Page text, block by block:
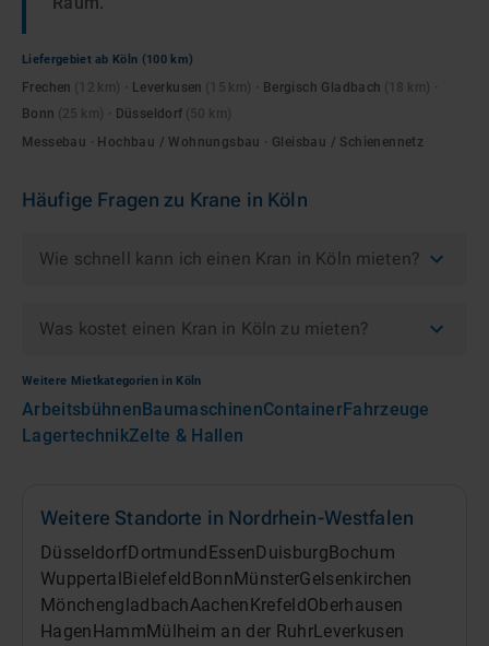
Liefergebiet ab Köln (100 km)
Frechen · Leverkusen · Bergisch Gladbach
·
Bonn
· Düsseldorf
Messebau · Hochbau / Wohnungsbau · Gleisbau / Schienennetz
Häufige Fragen zu Krane in Köln
Wie schnell kann ich einen Kran in Köln mieten?
Was kostet einen Kran in Köln zu mieten?
Weitere Mietkategorien in Köln
ArbeitsbühnenBaumaschinenContainerFahrzeuge
LagertechnikZelte & Hallen
Weitere Standorte in Nordrhein-Westfalen
DüsseldorfDortmund Essen Duisburg Bochum
Wuppertal Bielefeld Bonn MünsterGelsenkirchen
MönchengladbachAachen Krefeld Oberhausen
Hagen Hamm Mülheim an der RuhrLeverkusen